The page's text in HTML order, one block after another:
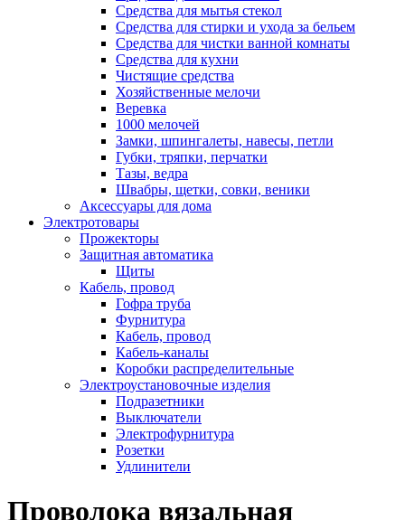
Средства для мытья стекол
Средства для стирки и ухода за бельем
Средства для чистки ванной комнаты
Средства для кухни
Чистящие средства
Хозяйственные мелочи
Веревка
1000 мелочей
Замки, шпингалеты, навесы, петли
Губки, тряпки, перчатки
Тазы, ведра
Швабры, щетки, совки, веники
Аксессуары для дома
Электротовары
Прожекторы
Защитная автоматика
Щиты
Кабель, провод
Гофра труба
Фурнитура
Кабель, провод
Кабель-каналы
Коробки распределительные
Электроустановочные изделия
Подразетники
Выключатели
Электрофурнитура
Розетки
Удлинители
Проволока вязальная